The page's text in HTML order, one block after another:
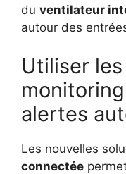
du ventilateur
autour des
Utiliser
alertes
Les nouvelles
connectée